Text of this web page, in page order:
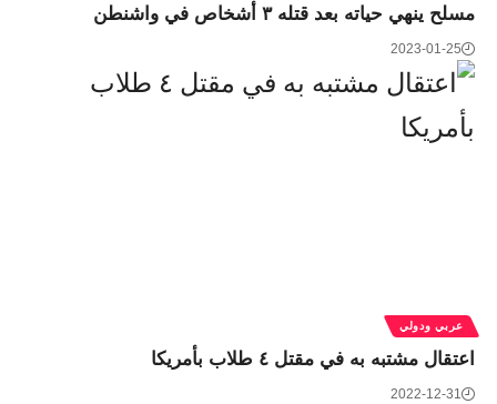
مسلح ينهي حياته بعد قتله ٣ أشخاص في واشنطن
2023-01-25
عربي ودولي
اعتقال مشتبه به في مقتل ٤ طلاب بأمريكا
2022-12-31